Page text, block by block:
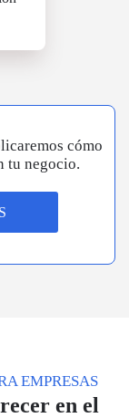
cómo
tu negocio.
EMPRESAS
en el